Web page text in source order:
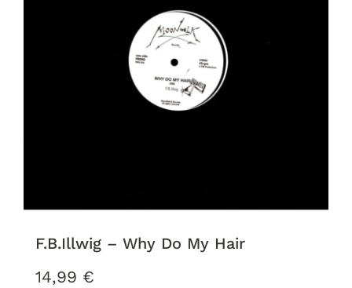
F.B.Illwig – Why Do My Hair
14,99 €